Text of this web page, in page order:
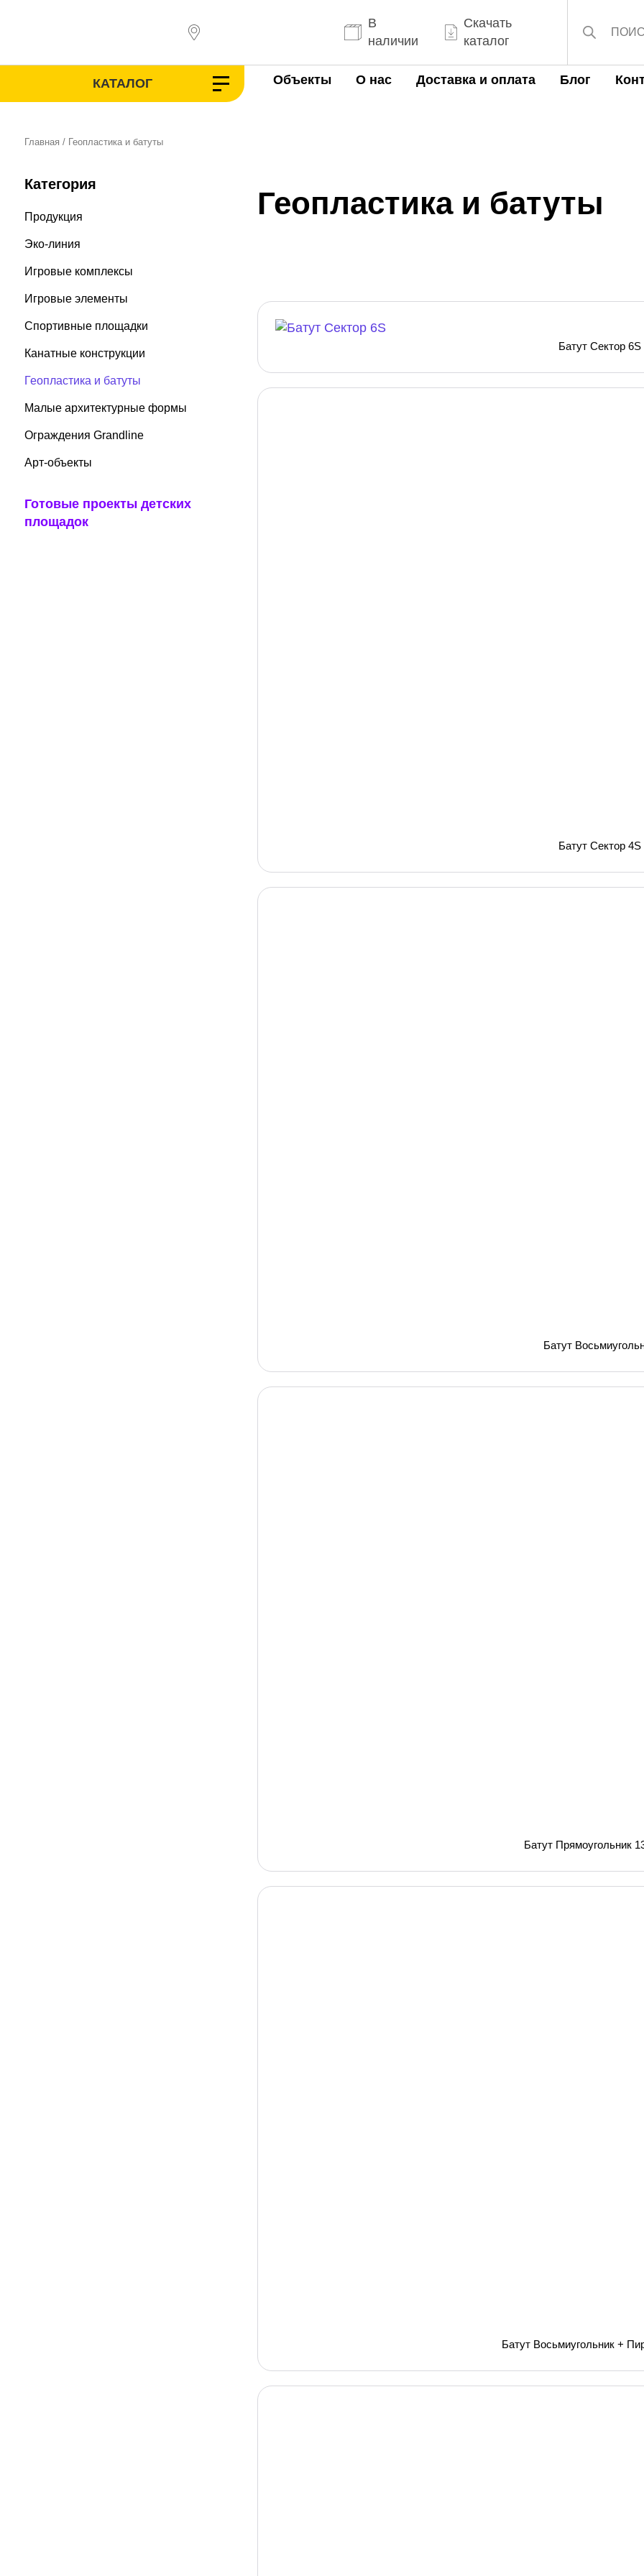
В
наличии
Скачать
каталог
КАТАЛОГ Объекты О нас Доставка и оплата Блог
Главная / Геопластика и батуты
Категория
Продукция
Эко-линия
Игровые комплексы
Игровые элементы
Спортивные площадки
Канатные конструкции
Геопластика и батуты
Малые архитектурные формы
Ограждения Grandline
Арт-объекты
Готовые проекты детских
площадок
Геопластика и батуты
Батут Сектор 6S
Батут Сектор 4S
Батут
Батут Прямоугольник
Батут Восьмиугольник +